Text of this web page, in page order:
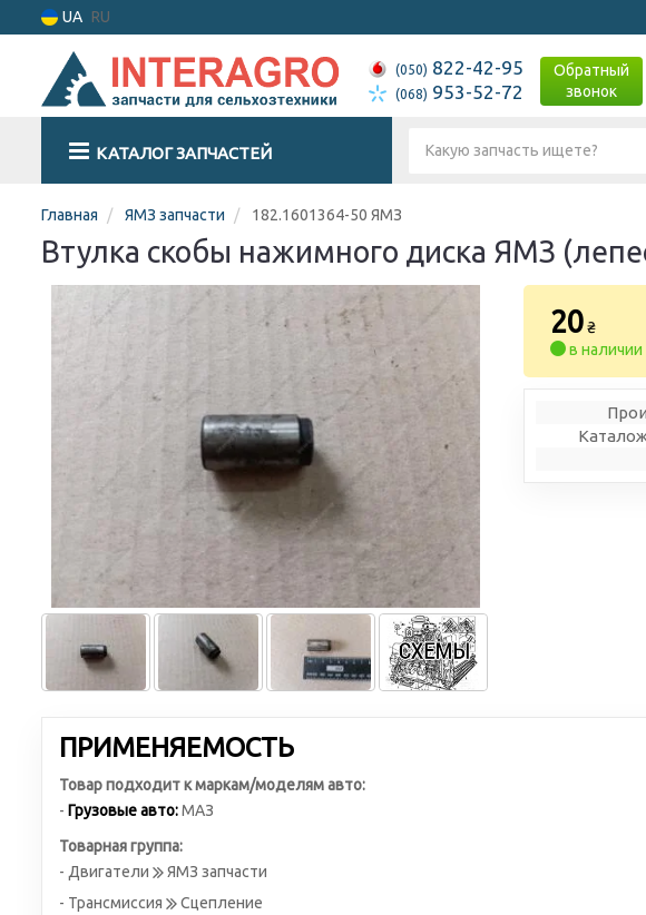
UA RU
(050) 822-42-95
(068) 953-52-72
Обратный
звонок
КАТАЛОГ ЗАПЧАСТЕЙ
Главная ЯМЗ запчасти 182.1601364-50 ЯМЗ
Втулка скобы нажимного диска ЯМЗ
20 ₴
в наличии
ПРИМЕНЯЕМОСТЬ
Товар подходит к маркам/моделям авто:
- Грузовые авто:МАЗ
Товарная группа:
- Двигатели
ЯМЗ запчасти
- Трансмиссия
Сцепление